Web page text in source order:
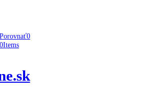
Porovnať
0Items